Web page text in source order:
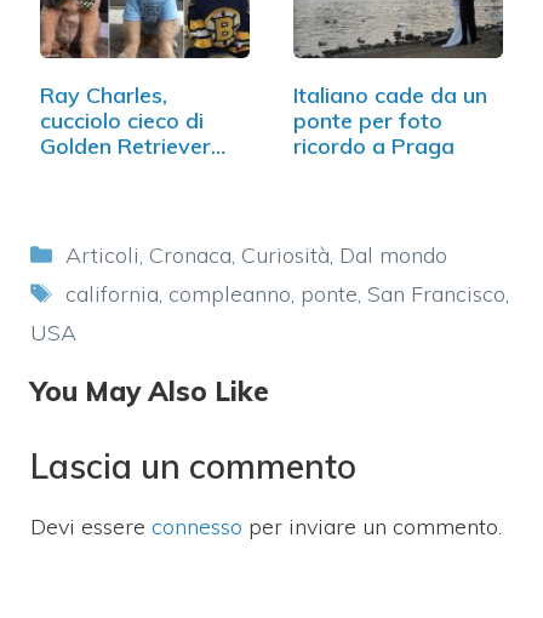
Ray Charles,
cucciolo cieco di
Golden Retriever
Italiano cade da un
ponte per foto
ricordo a Praga
Categorie
Articoli, Cronaca, Curiosità, Dal mondo
Tag
california, compleanno, ponte, San Francisco,
USA
You May Also Like
Lascia un commento
Devi essere connesso per inviare un commento.